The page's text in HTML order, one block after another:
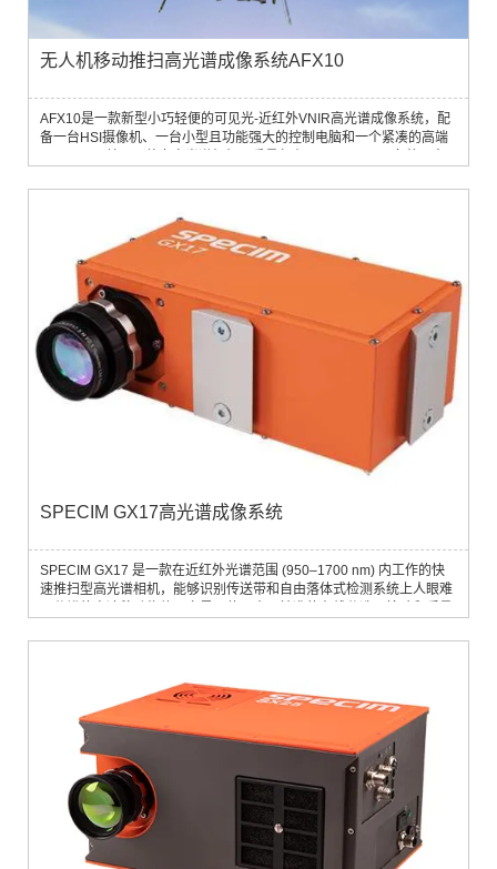
无人机移动推扫高光谱成像系统AFX10
AFX10是一款新型小巧轻便的可见光-近红外VNIR高光谱成像系统，配
备一台HSI摄像机、一台小型且功能强大的控制电脑和一个紧凑的高端
划上的航路点自动获取数据，一键启动，自动测量，操作简单。
SPECIM GX17高光谱成像系统
SPECIM GX17 是一款在近红外光谱范围 (950–1700 nm) 内工作的快
速推扫型高光谱相机，能够识别传送带和自由落体式检测系统上人眼难
SPECIM GX17 具有高空间分辨率、光通量和信号质量，在同类高光谱
质量高。准确度高与基于传统...